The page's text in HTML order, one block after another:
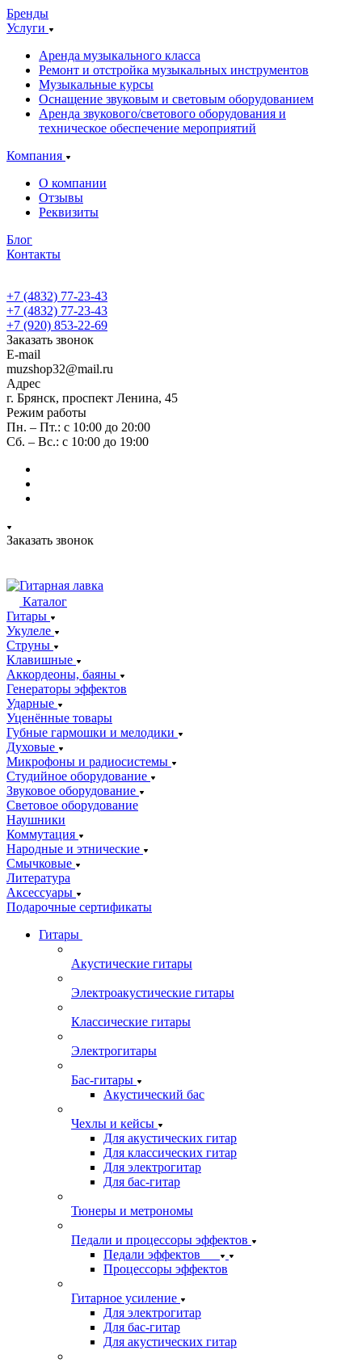
Бренды
Услуги
Аренда музыкального класса
Ремонт и отстройка музыкальных инструментов
Музыкальные курсы
Оснащение звуковым и световым оборудованием
Аренда звукового/светового оборудования и
техническое обеспечение мероприятий
Компания
О компании
Отзывы
Реквизиты
Блог
Контакты
+7 (4832) 77-23-43
+7 (4832) 77-23-43
+7 (920) 853-22-69
Заказать звонок
E-mail
muzshop32@mail.ru
Адрес
г. Брянск, проспект Ленина, 45
Режим работы
Пн. – Пт.: с 10:00 до 20:00
Сб. – Вс.: с 10:00 до 19:00
Заказать звонок
Каталог
Гитары
Укулеле
Струны
Клавишные
Аккордеоны, баяны
Генераторы эффектов
Ударные
Уценённые товары
Губные гармошки и мелодики
Духовые
Микрофоны и радиосистемы
Студийное оборудование
Звуковое оборудование
Световое оборудование
Наушники
Коммутация
Народные и этнические
Смычковые
Литература
Аксессуары
Подарочные сертификаты
Гитары
Акустические гитары
Электроакустические гитары
Классические гитары
Электрогитары
Бас-гитары
Акустический бас
Чехлы и кейсы
Для акустических гитар
Для классических гитар
Для электрогитар
Для бас-гитар
Тюнеры и метрономы
Педали и процессоры эффектов
Педали эффектов
Процессоры эффектов
Гитарное усиление
Для электрогитар
Для бас-гитар
Для акустических гитар